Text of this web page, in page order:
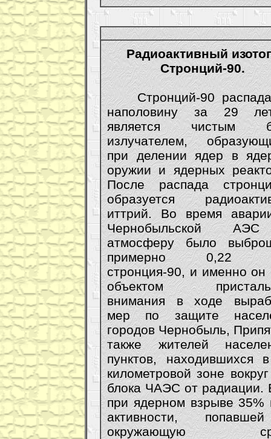
Радиоактивный
Стронций-90.
Стронций-90
наполовину за 29
является чистым
излучателем,
при делении ядер в
оружии и ядерных
После распада
образуется
иттрий. Во время
Чернобыльской
атмосферу было
примерно 0,22
стронция-90, и именно он
объектом
внимания в ходе
мер по защите
городов Чернобыль,
также жителей
пунктов, находившихся
километровой зоне
блока ЧАЭС от радиации.
при ядерном взрыве 35%
активности,
окружающую